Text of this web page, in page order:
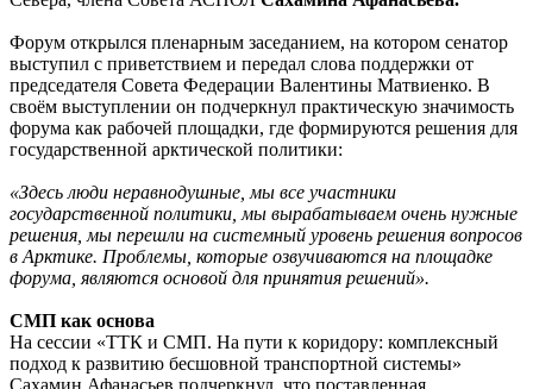
Форум открылся пленарным заседанием, на котором сенатор
выступил с приветствием и передал слова поддержки от
председателя Совета Федерации Валентины Матвиенко. В
своём выступлении он подчеркнул практическую значимость
форума как рабочей площадки, где формируются решения для
государственной арктической политики:
«Здесь люди неравнодушные, мы все участники
государственной политики, мы вырабатываем очень нужные
решения, мы перешли на системный уровень решения вопросов
в Арктике. Проблемы, которые озвучиваются на площадке
форума, являются основой для принятия решений».
СМП как основа
На сессии «ТТК и СМП. На пути к коридору: комплексный
подход к развитию бесшовной транспортной системы»
Сахамин Афанасьев подчеркнул, что поставленная